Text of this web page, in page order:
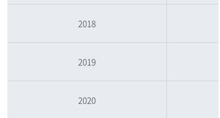
2018
2019
2020